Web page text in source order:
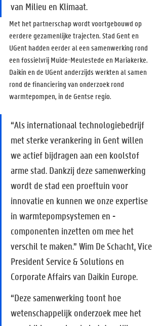
van Milieu en Klimaat.
Met het partnerschap wordt voortgebouwd op
eerdere gezamenlijke trajecten. Stad Gent en
UGent hadden eerder al een samenwerking rond
een fossielvrij Muide-Meulestede en Mariakerke.
Daikin en de UGent anderzijds werkten al samen
rond de financiering van onderzoek rond
warmtepompen, in de Gentse regio.
“Als internationaal technologiebedrijf
met sterke verankering in Gent willen
we actief bijdragen aan een koolstof
arme stad. Dankzij deze samenwerking
wordt de stad een proeftuin voor
innovatie en kunnen we onze expertise
in warmtepompsystemen en -
componenten inzetten om mee het
verschil te maken.” Wim De Schacht, Vice
President Service & Solutions en
Corporate Affairs van Daikin Europe.
“Deze samenwerking toont hoe
wetenschappelijk onderzoek mee het